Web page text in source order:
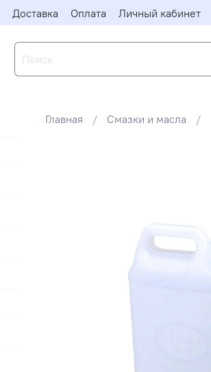
Доставка Оплата Личный кабинет
Главная Смазки и масла